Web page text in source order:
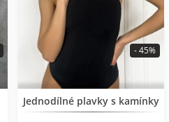
BESTSELLER
Jednodílné plavky s kamínky
- 45%